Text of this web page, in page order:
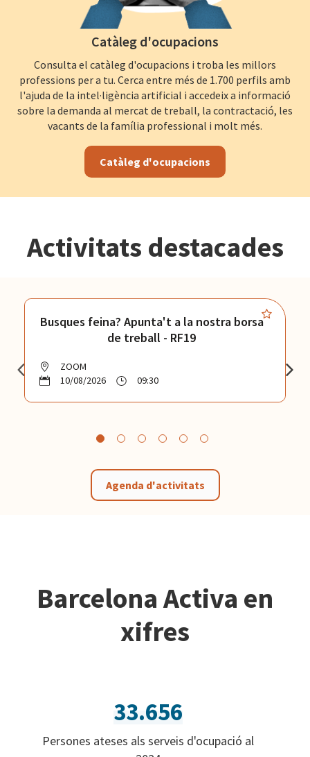
Catàleg d'ocupacions
Consulta el catàleg d'ocupacions i troba les millors
professions per a tu. Cerca entre més de 1.700 perfils amb
l'ajuda de la intel·ligència artificial i accedeix a informació
sobre la demanda al mercat de treball, la contractació, les
vacants de la família professional i molt més.
Catàleg d'ocupacions
Activitats destacades
Busques feina? Apunta't a la nostra borsa
de treball - RF19
ZOOM
10/08/2026
09:30
Agenda d'activitats
Barcelona Activa en
xifres
33.656
Persones ateses als serveis d'ocupació al